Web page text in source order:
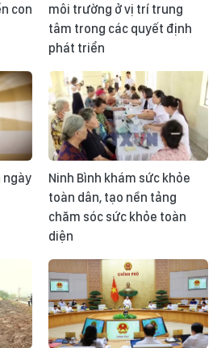
con
môi trường ở vị trí trung
tâm trong các quyết định
phát triển
ngày
Ninh Bình khám sức khỏe
toàn dân, tạo nền tảng
chăm sóc sức khỏe toàn
diện